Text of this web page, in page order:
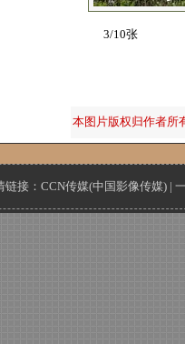
3/10张
本图片版权归作者所
链接： CCN传媒(中国影像传媒) |